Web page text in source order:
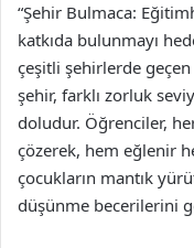
“Şehir Bulmaca:
katkıda bulunmayı
çeşitli şehirlerde
şehir, farklı zorluk
doludur. Öğrenciler,
çözerek, hem eğlenir
çocukların mantık
düşünme becerilerini